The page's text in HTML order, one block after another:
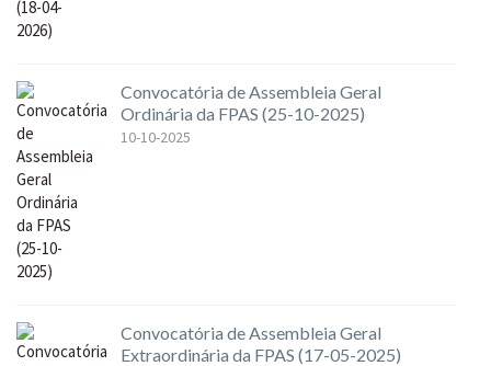
Convocatória de Assembleia Geral
Ordinária da FPAS (25-10-2025)
10-10-2025
Convocatória de Assembleia Geral
Extraordinária da FPAS (17-05-2025)